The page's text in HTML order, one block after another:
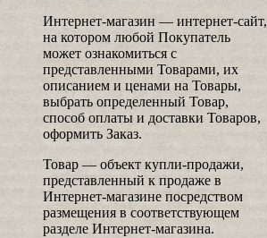
Интернет-магазин — интернет-сайт,
на котором любой Покупатель
может ознакомиться с
представленными Товарами, их
описанием и ценами на Товары,
выбрать определенный Товар,
способ оплаты и доставки Товаров,
оформить Заказ.
Товар — объект купли-продажи,
представленный к продаже в
Интернет-магазине посредством
размещения в соответствующем
разделе Интернет-магазина.